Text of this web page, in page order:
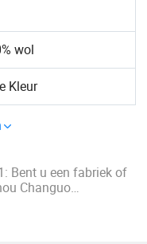
wol
Kleur
Bent u een fabriek of
Changuo
een